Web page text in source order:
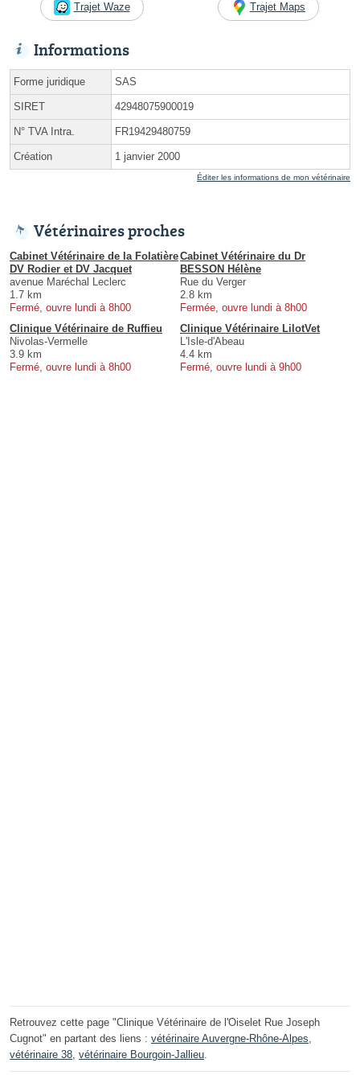
Trajet Waze Trajet Maps
Informations
Forme juridique SAS
SIRET 42948075900019
N° TVA Intra. FR19429480759
Création 1 janvier 2000
Éditer les informations de mon vétérinaire
Vétérinaires proches
Cabinet Vétérinaire de la Folatière
DV Rodier et DV Jacquet
avenue Maréchal Leclerc
1.7 km
Fermé, ouvre lundi à 8h00
Cabinet Vétérinaire du Dr
BESSON Hélène
Rue du Verger
2.8 km
Fermée, ouvre lundi à 8h00
Clinique Vétérinaire de Ruffieu
Nivolas-Vermelle
3.9 km
Fermé, ouvre lundi à 8h00
Clinique Vétérinaire LilotVet
L'Isle-d'Abeau
4.4 km
Fermé, ouvre lundi à 9h00
Retrouvez cette page "Clinique Vétérinaire de l'Oiselet Rue Joseph
Cugnot" en partant des liens : vétérinaire Auvergne-Rhône-Alpes,
vétérinaire 38, vétérinaire Bourgoin-Jallieu.